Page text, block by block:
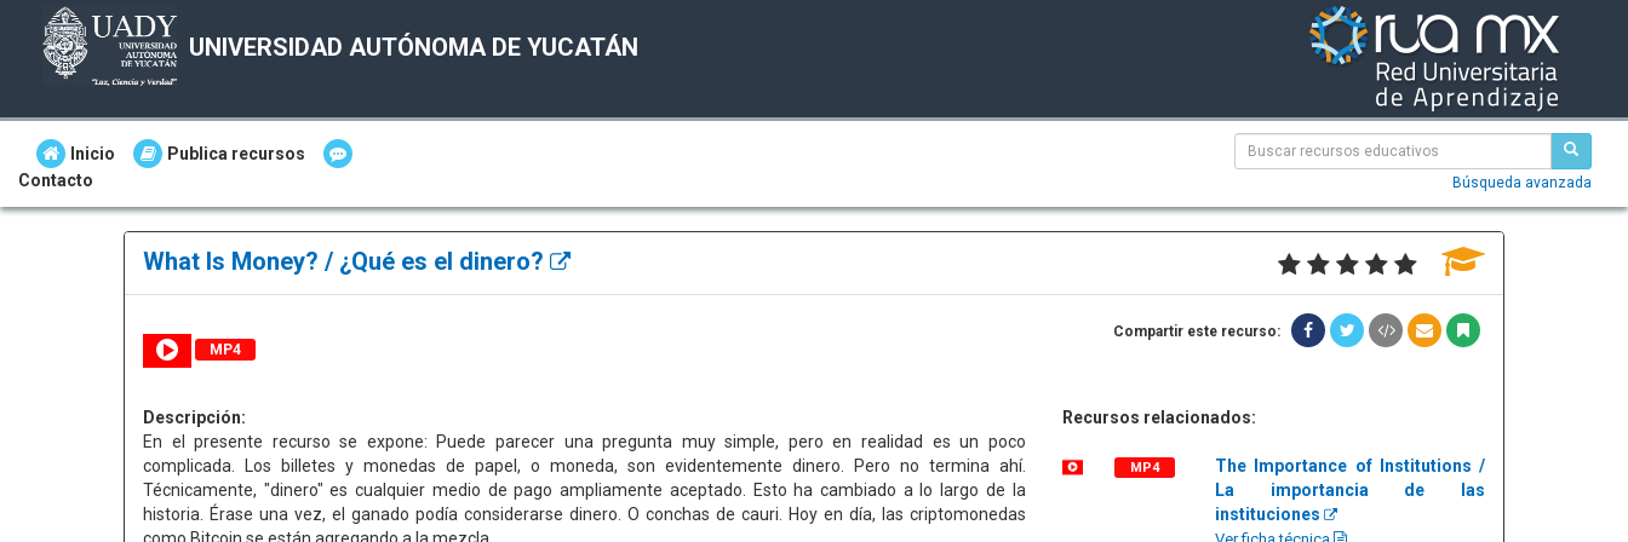
UNIVERSIDAD AUTÓNOMA DE YUCATÁN
Inicio
Publica recursos
Contacto
Búsqueda avanzada
What Is Money? / ¿Qué es el dinero?
MP4
Compartir este recurso:
Descripción:
En el presente recurso se expone: Puede parecer una pregunta muy simple, pero en realidad es un poco
complicada. Los billetes y monedas de papel, o moneda, son evidentemente dinero. Pero no termina ahí.
Técnicamente, "dinero" es cualquier medio de pago ampliamente aceptado. Esto ha cambiado a lo largo de la
historia. Érase una vez, el ganado podía considerarse dinero. O conchas de cauri. Hoy en día, las criptomonedas
Recursos relacionados:
MP4
The Importance of Institutions /
La importancia de las
instituciones